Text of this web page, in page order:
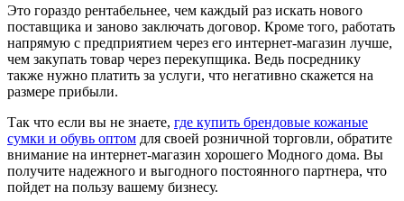
Это гораздо рентабельнее, чем каждый раз искать нового
поставщика и заново заключать договор. Кроме того, работать
напрямую с предприятием через его интернет-магазин лучше,
чем закупать товар через перекупщика. Ведь посреднику
также нужно платить за услуги, что негативно скажется на
размере прибыли.
Так что если вы не знаете, где купить брендовые кожаные
сумки и обувь оптом для своей розничной торговли, обратите
внимание на интернет-магазин хорошего Модного дома. Вы
получите надежного и выгодного постоянного партнера, что
пойдет на пользу вашему бизнесу.